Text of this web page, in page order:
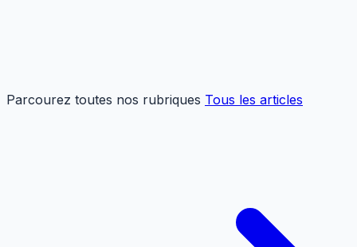
Parcourez toutes nos rubriques Tous les articles